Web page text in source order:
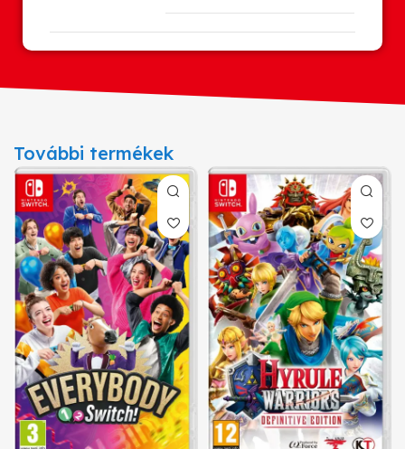
További termékek